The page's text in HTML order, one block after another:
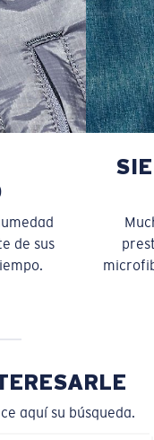
de sus
aquí su búsqueda.